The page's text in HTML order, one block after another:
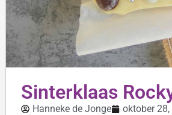
Sinterklaas
Hanneke de Jonge oktober 28,